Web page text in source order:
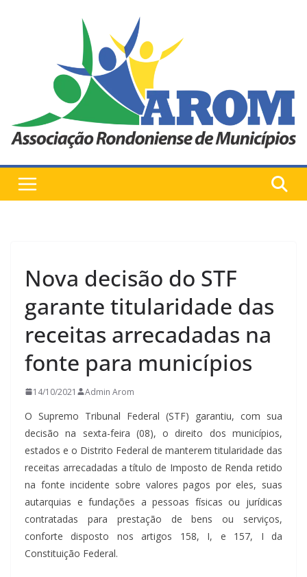
Nova decisão do STF
garante titularidade das
receitas arrecadadas na
fonte para municípios
14/10/2021 Admin Arom
O Supremo Tribunal Federal (STF) garantiu, com sua
decisão na sexta-feira (08), o direito dos municípios,
estados e o Distrito Federal de manterem titularidade das
receitas arrecadadas a título de Imposto de Renda retido
na fonte incidente sobre valores pagos por eles, suas
autarquias e fundações a pessoas físicas ou jurídicas
contratadas para prestação de bens ou serviços,
conforte disposto nos artigos 158, I, e 157, I da
Constituição Federal.